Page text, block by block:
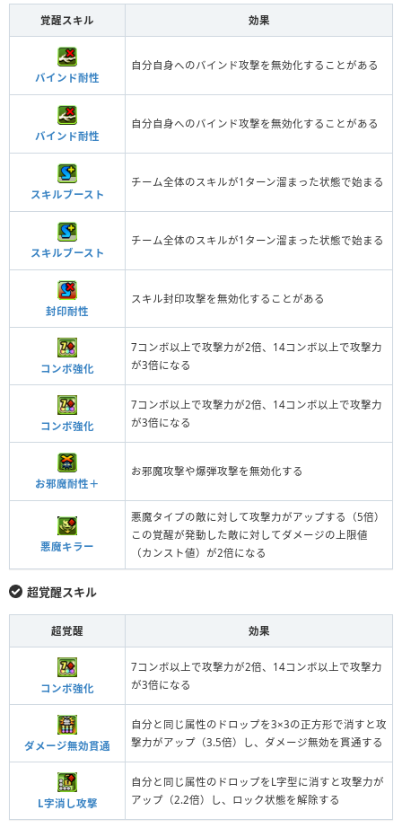
覚醒スキル 効果
バインド耐性
自分自身へのバインド攻撃を無効化することがある
バインド耐性
自分自身へのバインド攻撃を無効化することがある
スキルブースト
チーム全体のスキルが1ターン溜まった状態で始まる
スキルブースト
チーム全体のスキルが1ターン溜まった状態で始まる
封印耐性
スキル封印攻撃を無効化することがある
コンボ強化
7コンボ以上で攻撃力が2倍、14コンボ以上で攻撃力
が3倍になる
コンボ強化
7コンボ以上で攻撃力が2倍、14コンボ以上で攻撃力
が3倍になる
お邪魔耐性＋
お邪魔攻撃や爆弾攻撃を無効化する
悪魔キラー
悪魔タイプの敵に対して攻撃力がアップする（5倍）
この覚醒が発動した敵に対してダメージの上限値
（カンスト値）が2倍になる
超覚醒スキル
超覚醒 効果
コンボ強化
7コンボ以上で攻撃力が2倍、14コンボ以上で攻撃力
が3倍になる
ダメージ無効貫通
自分と同じ属性のドロップを3×3の正方形で消すと攻
撃力がアップ（3.5倍）し、ダメージ無効を貫通する
L字消し攻撃
自分と同じ属性のドロップをL字型に消すと攻撃力が
アップ（2.2倍）し、ロック状態を解除する